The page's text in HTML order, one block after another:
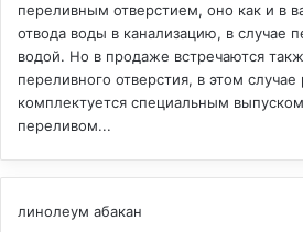
переливным отверстием, оно как и в
отвода воды в канализацию, в случае
водой. Но в продаже встречаются
переливного отверстия, в этом случае
комплектуется специальным
переливом...
линолеум абакан